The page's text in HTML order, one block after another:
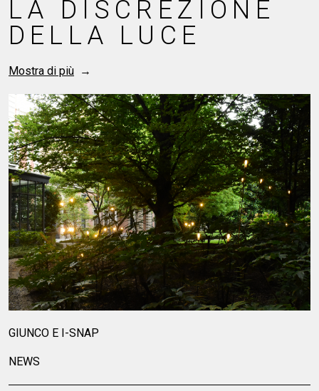
WHEN LIGHT DRESSES THE SPACE
NEWS
NEW CATALOGUE
ARCHITECTURAL
COLLECTION
Mostra di più